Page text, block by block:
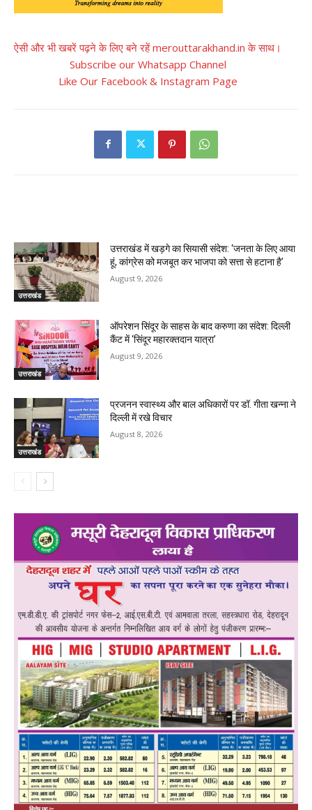
ऐसी और भी खबरें पढ़ने के लिए बने रहें merouttarakhand.in के साथ।
Subscribe our Whatsapp Channel
Like Our Facebook & Instagram Page
उत्तराखंड
उत्तराखंड में खड़गे का सियासी संदेश: ‘जनता के लिए आया
हूं, कांग्रेस को मजबूत कर भाजपा को सत्ता से हटाना है’
August 9, 2026
उत्तराखंड
ऑपरेशन सिंदूर के साहस के बाद करुणा का संदेश: दिल्ली
कैंट में ‘सिंदूर महारक्तदान यात्रा’
August 9, 2026
उत्तराखंड
प्रजनन स्वास्थ्य और बाल अधिकारों पर डॉ. गीता खन्ना ने
दिल्ली में रखे विचार
August 8, 2026